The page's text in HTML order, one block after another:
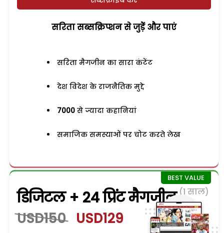
सरिता सब्सक्रिप्शन से जुड़ेें और पाएं
सरिता मैगजीन का सारा कंटेंट
देश विदेश के राजनैतिक मुद्दे
7000 से ज्यादा कहानियां
समाजिक समस्याओं पर चोट करते लेख
डिजिटल + 24 प्रिंट मैगजीन (1 साल)
USD150 USD129